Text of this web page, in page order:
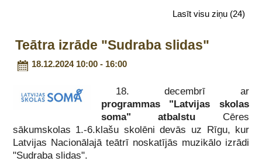
Lasīt visu ziņu (24)
Teātra izrāde "Sudraba slidas"
18.12.2024 10:00 - 16:00
18. decembrī ar
programmas"Latvijas skolas
soma" atbalstuCēres
sākumskolas 1.-6.klašu skolēni devās uz Rīgu, kur
Latvijas Nacionālajā teātrī noskatījās muzikālo izrādi
"Sudraba slidas".